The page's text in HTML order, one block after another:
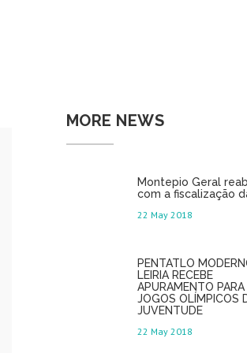
MORE NEWS
Montepio Geral
com a fiscalização
22 May 2018
PENTATLO
LEIRIA RECEBE
APURAMENTO PARA
JOGOS OLÍMPICOS
JUVENTUDE
22 May 2018